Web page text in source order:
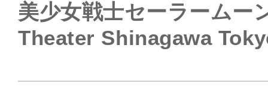
美少女戦士セーラームー
Theater Shinagawa